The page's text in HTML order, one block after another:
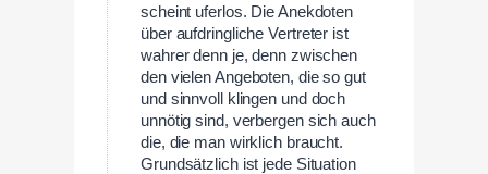
scheint uferlos. Die Anekdoten
über aufdringliche Vertreter ist
wahrer denn je, denn zwischen
den vielen Angeboten, die so gut
und sinnvoll klingen und doch
unnötig sind, verbergen sich auch
die, die man wirklich braucht.
Grundsätzlich ist jede Situation